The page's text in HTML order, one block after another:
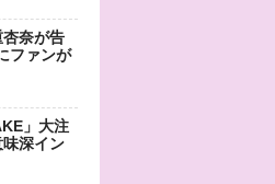
奈が告
ファンが
」大注
深イン